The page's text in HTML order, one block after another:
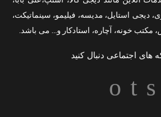
، دیجی استایل، مدیسه، فیلیمو، سینماتیکت،
، مکتب خونه، آچاره، استادکار و... می باشد.
های اجتماعی دنبال کنید